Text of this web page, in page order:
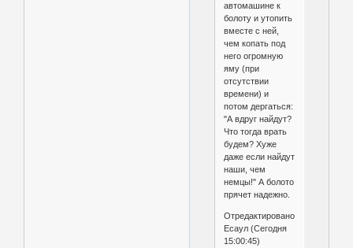
автомашине к
болоту и утопить
вместе с ней,
чем копать под
него огромную
яму (при
отсутствии
времени) и
потом дергаться:
"А вдруг найдут?
Что тогда врать
будем? Хуже
даже если найдут
наши, чем
немцы!" А болото
прячет надежно.
Отредактировано
Есаул (Сегодня
15:00:45)